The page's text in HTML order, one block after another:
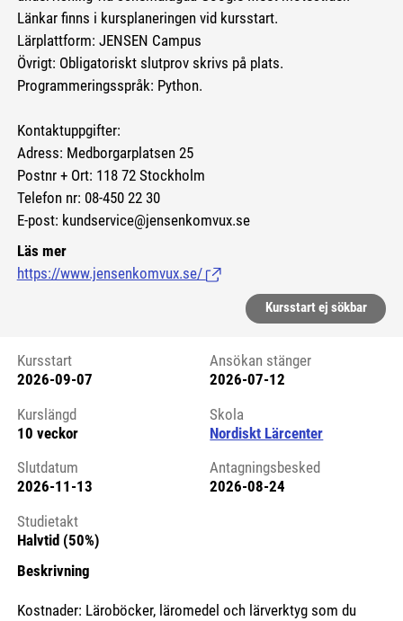
Länkar finns i kursplaneringen vid kursstart.
Lärplattform: JENSEN Campus
Övrigt: Obligatoriskt slutprov skrivs på plats.
Programmeringsspråk: Python.
Kontaktuppgifter:
Adress: Medborgarplatsen 25
Postnr + Ort: 118 72 Stockholm
Telefon nr: 08-450 22 30
E-post: kundservice@jensenkomvux.se
Läs mer
https://www.jensenkomvux.se/ (Länk till extern sida.)
Kursstart ej sökbar
Kursstart 6248946
Kursstart
2026-09-07
Ansökan stänger
2026-07-12
Kurslängd
10 veckor
Skola
Nordiskt Lärcenter
Slutdatum
2026-11-13
Antagningsbesked
2026-08-24
Studietakt
Halvtid (50%)
Beskrivning
Kostnader: Läroböcker, läromedel och lärverktyg som du